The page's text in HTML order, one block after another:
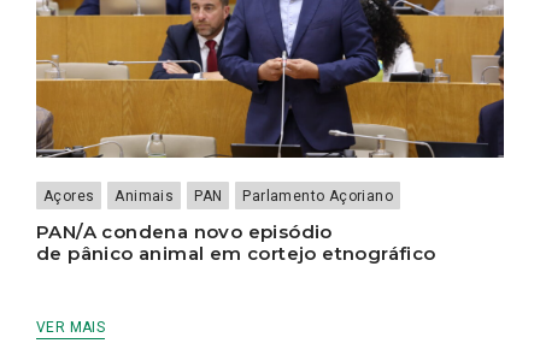
Açores Animais PAN Parlamento Açoriano
PAN/A condena novo episódio
de pânico animal em cortejo etnográfico
VER MAIS